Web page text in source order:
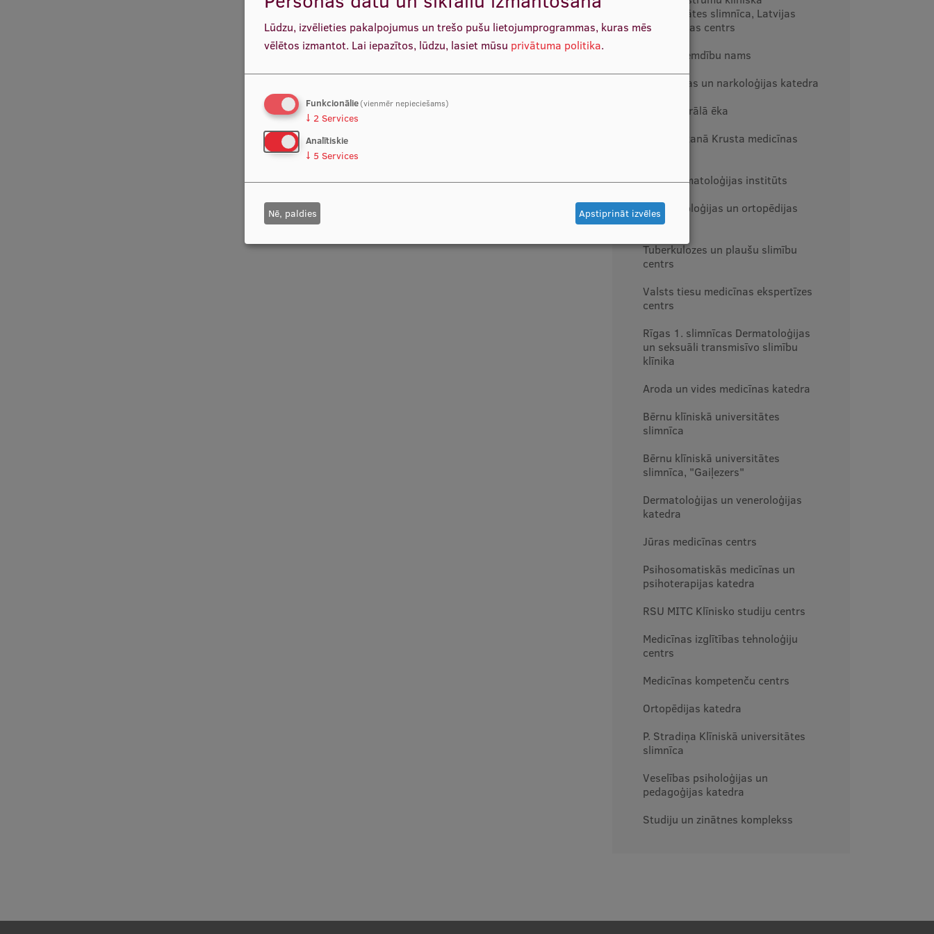
universitātes slimnīca, Latvijas
Onkoloģijas centrs
Rīgas Dzemdību nams
Psihiatrijas un narkoloģijas katedra
RSU centrālā ēka
RSU Sarkanā Krusta medicīnas
RSU Stomatoloģijas institūts
Traumatoloģijas un ortopēdijas
slimnīca
Tuberkulozes un plaušu slimību
centrs
Valsts tiesu medicīnas ekspertīzes
centrs
Rīgas 1. slimnīcas Dermatoloģijas
un seksuāli transmisīvo slimību
klīnika
Aroda un vides medicīnas katedra
Bērnu klīniskā universitātes
slimnīca
Bērnu klīniskā universitātes
slimnīca, "Gaiļezers"
Dermatoloģijas un veneroloģijas
katedra
Jūras medicīnas centrs
Psihosomatiskās medicīnas un
psihoterapijas katedra
RSU MITC Klīnisko studiju centrs
Medicīnas izglītības tehnoloģiju
centrs
Medicīnas kompetenču centrs
Ortopēdijas katedra
P. Stradiņa Klīniskā universitātes
slimnīca
Veselības psiholoģijas un
pedagoģijas katedra
Studiju un zinātnes komplekss
Lūdzu, izvēlieties pakalpojumus un trešo pušu lietojumprogrammas, kuras mēs
vēlētos izmantot. Lai iepazītos, lūdzu, lasiet mūsu privātuma politika.
Funkcionālie(vienmēr nepieciešams)
↓ 2 Services
Analītiskie
↓ 5 Services
Nē, paldies Apstiprināt izvēles